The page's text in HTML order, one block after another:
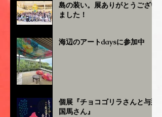
島の装い。展ありがとうござい
ました！
海辺のアートdaysに参加中
個展『チョコゴリラさんと与那
国馬さん』